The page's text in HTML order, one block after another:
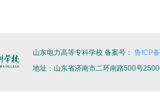
山东电力高等专科学校 备案号： 鲁ICP
地址：山东省济南市二环南路500号